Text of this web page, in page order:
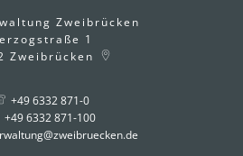
Zweibrücken
1
Zweibrücken
+49 6332 871-0
+49 6332 871-100